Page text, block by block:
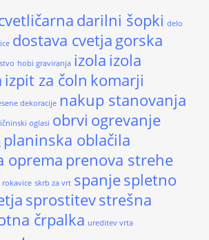
darilni šopki delo
dostava cvetja gorska
hobi graviranja izola izola
izpit za čoln komarji
dekoracije nakup stanovanja
oglasi obrvi ogrevanje
planinska oblačila
oprema prenova strehe
rokavice skrb za vrt spanjespletno
sprostitevstrešna
črpalka ureditev vrta